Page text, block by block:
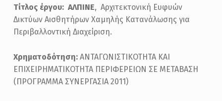
Τίτλος έργου: ΑΛΠΙΝΕ, Αρχιτεκτονική Ευφυών
Δικτύων Αισθητήρων Χαμηλής Κατανάλωσης για
Περιβαλλοντική Διαχείριση.
Χρηματοδότηση: ΑΝΤΑΓΩΝΙΣΤΙΚΟΤΗΤΑ ΚΑΙ
ΕΠΙΧΕΙΡΗΜΑΤΙΚΟΤΗΤΑ ΠΕΡΙΦΕΡΕΙΩΝ ΣΕ ΜΕΤΑΒΑΣΗ
(ΠΡΟΓΡΑΜΜΑ ΣΥΝΕΡΓΑΣΙΑ 2011)